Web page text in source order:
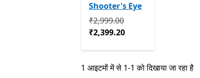
Shooter's Eye
मूल रूप से ₹2,999.00 अभी ₹2,399.20
₹2,999.00
₹2,399.20
1 आइटमों में से 1-1 को दिखाया जा रहा है
1 आइटमों में से 1-1 को दिखाया जा रहा है